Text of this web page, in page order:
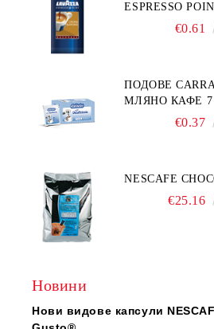
ESPRESSO
ПАКЕТЧЕ)€0.61
ПОДОВЕ
МЛЯНО КАФЕ 7
€0.37
NESCAFE
€25.16
Новини
Нови видове капсули